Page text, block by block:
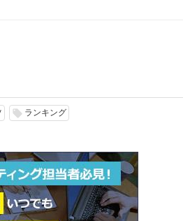
local_offer ランキング